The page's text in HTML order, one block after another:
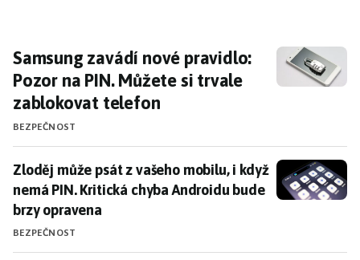
Mnoho lidí volí předvídatelné kombinace jako jsou
"1234" nebo "0000" pro své PIN kódy, což útočníkům
výrazně usnadňuje jejich práci. Výběr bezpečného PIN
kódu by měl být prioritou, aby se minimalizovalo riziko
neoprávněného přístupu.
Bezpečnost PIN kódů
Bezpečnost PIN kódů je často podceňována, přestože
představují důležitou část ochrany citlivých dat. Krátký
čtyřmístný PIN je považován za zastaralý, ale stále se
používá zejména v bankomatech, což zvyšuje riziko
Samsung zavádí nové pravidlo: Pozor na
Samsung zavádí nové pravidlo:
Pozor na PIN. Můžete si trvale
zablokovat telefon
BEZPEČNOST
Zloděj může psát z vašeho mobilu, i když nemá PIN.
Zloděj může psát z vašeho mobilu, i když
nemá PIN. Kritická chyba Androidu bude
brzy opravena
BEZPEČNOST